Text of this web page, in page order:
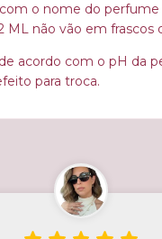
o nome do perfume
ML não vão em frascos
acordo com o pH da
para troca.